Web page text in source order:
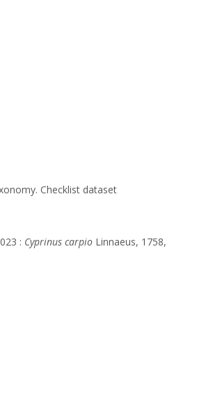
Checklist dataset
: Cyprinus carpio Linnaeus, 1758,